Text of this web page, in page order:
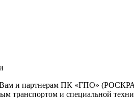
и партнерам ПК «ГПО»
транспортом и специальной